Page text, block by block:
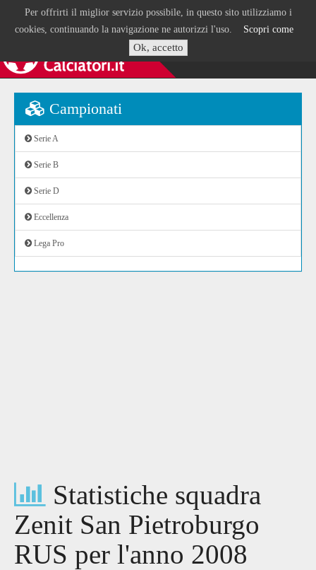
Per offrirti il miglior servizio possibile, in questo sito utilizziamo i
cookies, continuando la navigazione ne autorizzi l'uso. Scopri come
Ok, accetto
Campionati
Serie A
Serie B
Serie D
Eccellenza
Lega Pro
Statistiche squadra
Zenit San Pietroburgo
RUS per l'anno 2008